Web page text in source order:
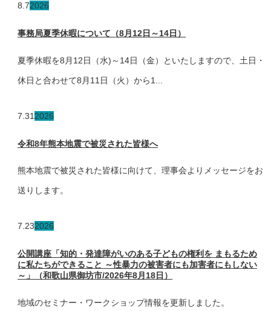
8.72026
事務局夏季休暇について（8月12日～14日）
夏季休暇を8月12日（水)～14日（金）といたしますので、土日・
休日と合わせて8月11日（火）から1...
7.31 2026
令和8年熊本地震で被災された皆様へ
熊本地震で被災された皆様に向けて、理事会よりメッセージをお
送りします。
7.232026
公開講座「知的・発達障がいのある子どもの権利を まもるため
に私たちができること ～性暴力の被害者にも加害者にもしない
～」（和歌山県御坊市/2026年8月18日）
地域のセミナー・ワークショップ情報を更新しました。